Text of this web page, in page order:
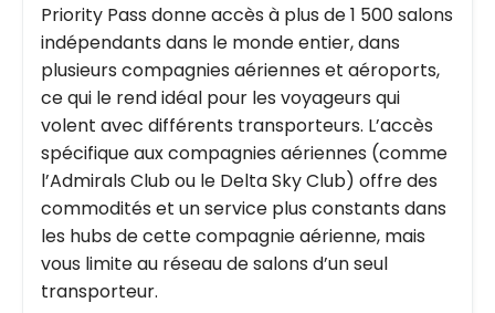
Priority Pass donne accès à plus de 1 500 salons
indépendants dans le monde entier, dans
plusieurs compagnies aériennes et aéroports,
ce qui le rend idéal pour les voyageurs qui
volent avec différents transporteurs. L’accès
spécifique aux compagnies aériennes (comme
l’Admirals Club ou le Delta Sky Club) offre des
commodités et un service plus constants dans
les hubs de cette compagnie aérienne, mais
vous limite au réseau de salons d’un seul
transporteur.